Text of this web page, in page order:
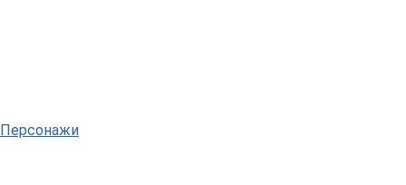
Персонажи